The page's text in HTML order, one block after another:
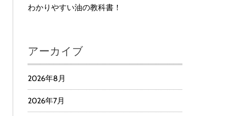
わかりやすい油の教科書！
アーカイブ
2026年8月
2026年7月